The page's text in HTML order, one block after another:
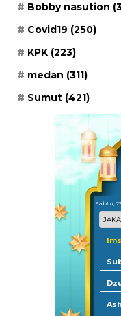
Bobby nasution
Covid19 (250)
KPK (223)
medan (311)
Sumut (421)
Sabtu,